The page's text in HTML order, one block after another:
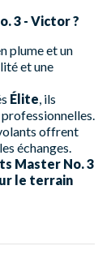
3 - Victor ?
plume et un
et une
Élite , ils
offrent
échanges.
Master No. 3
le terrain